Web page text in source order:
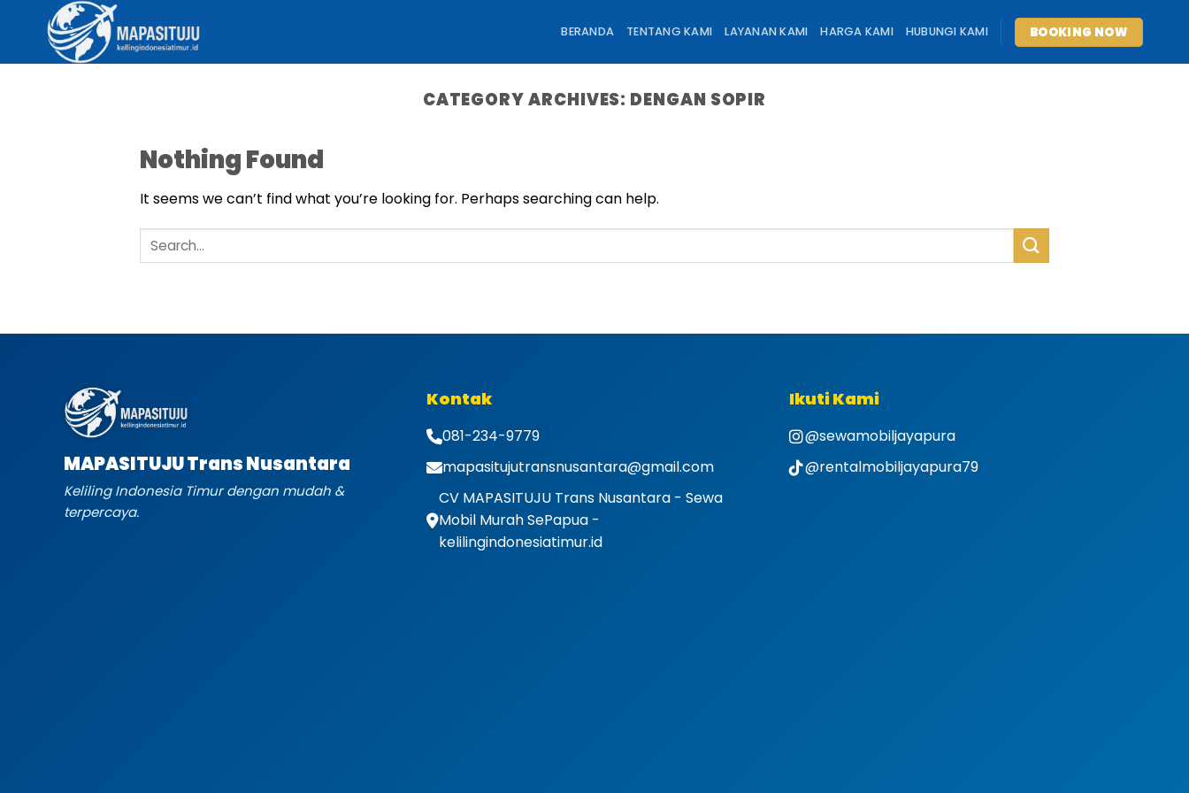
content
BERANDA TENTANG KAMI LAYANAN KAMI HARGA KAMI HUBUNGI KAMI BOOKING NOW
CATEGORY ARCHIVES: DENGAN SOPIR
Nothing Found
It seems we can’t find what you’re looking for. Perhaps searching can help.
MAPASITUJU Trans Nusantara
Keliling Indonesia Timur dengan mudah &
terpercaya.
Kontak
081-234-9779
mapasitujutransnusantara@gmail.com
CV MAPASITUJU Trans Nusantara - Sewa
Mobil Murah SePapua -
kelilingindonesiatimur.id
Ikuti Kami
@sewamobiljayapura
@rentalmobiljayapura79